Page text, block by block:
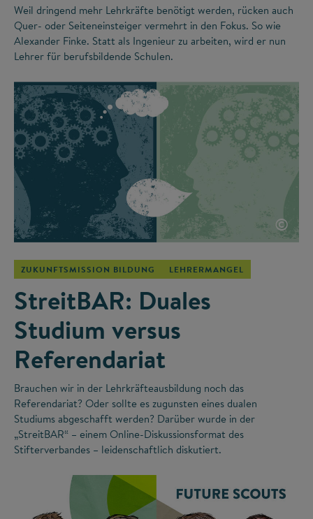
Weil dringend mehr Lehrkräfte benötigt werden, rücken auch
Quer- oder Seiteneinsteiger vermehrt in den Fokus. So wie
Alexander Finke. Statt als Ingenieur zu arbeiten, wird er nun
Lehrer für berufsbildende Schulen.
©
ZUKUNFTSMISSION BILDUNG LEHRERMANGEL
StreitBAR: Duales
Studium versus
Referendariat
Brauchen wir in der Lehrkräfteausbildung noch das
Referendariat? Oder sollte es zugunsten eines dualen
Studiums abgeschafft werden? Darüber wurde in der
„StreitBAR“ – einem Online-Diskussionsformat des
Stifterverbandes – leidenschaftlich diskutiert.